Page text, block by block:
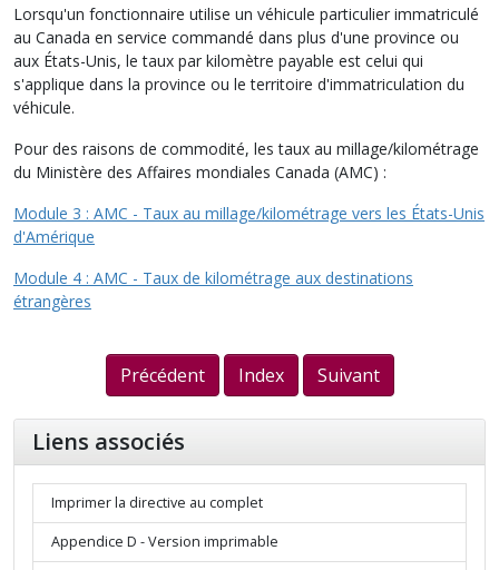
Lorsqu'un fonctionnaire utilise un véhicule particulier immatriculé
au Canada en service commandé dans plus d'une province ou
aux États-Unis, le taux par kilomètre payable est celui qui
s'applique dans la province ou le territoire d'immatriculation du
véhicule.
Pour des raisons de commodité, les taux au millage/kilométrage
du Ministère des Affaires mondiales Canada (AMC) :
Module 3 : AMC - Taux au millage/kilométrage vers les États-Unis
d'Amérique
Module 4 : AMC - Taux de kilométrage aux destinations
étrangères
Précédent Index Suivant
Liens associés
Imprimer la directive au complet
Appendice D - Version imprimable